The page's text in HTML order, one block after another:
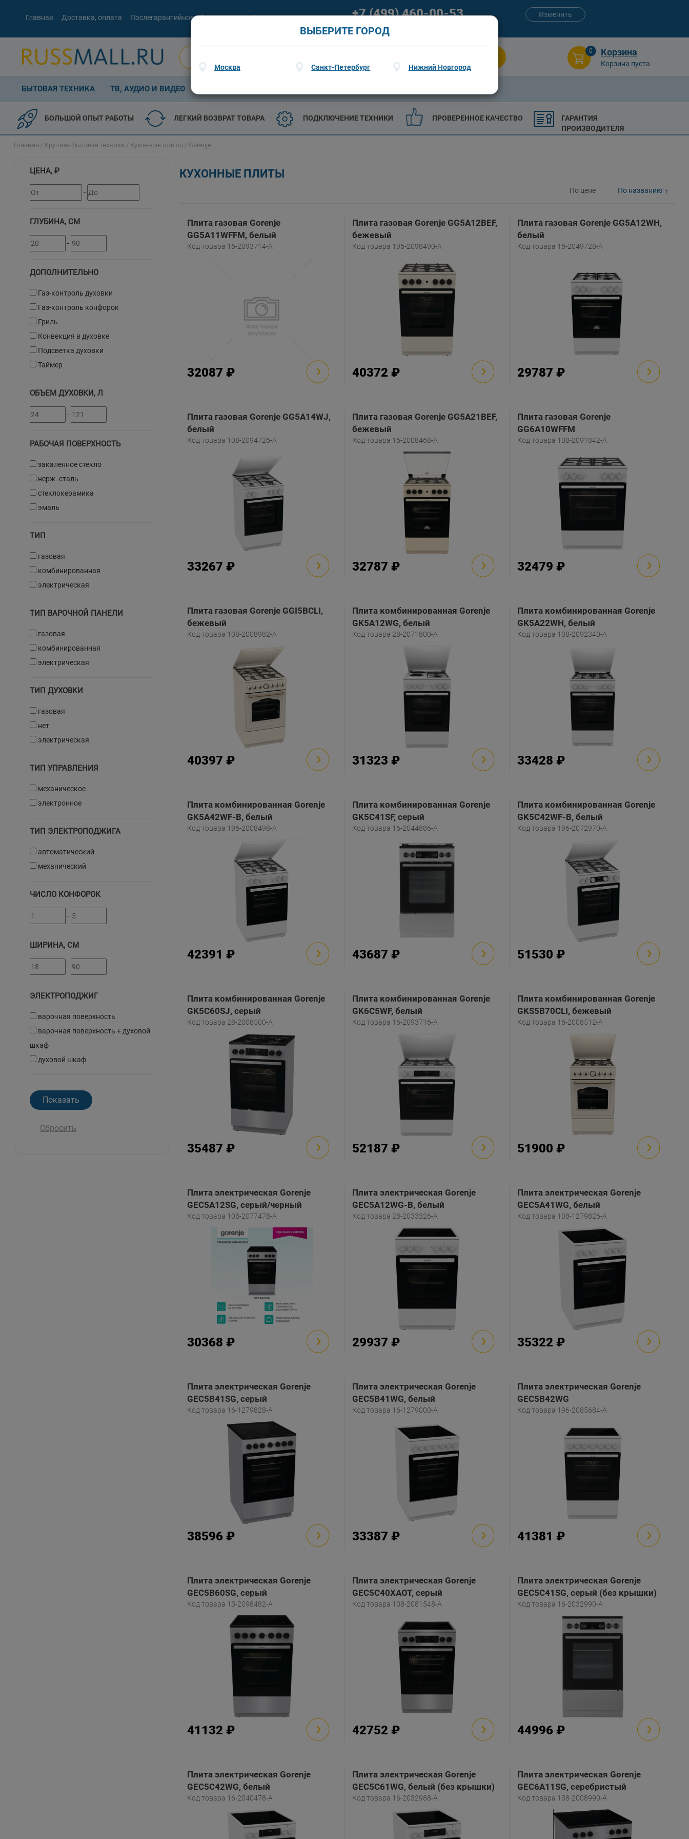
Главная Доставка, оплата Послегарантийное обслуживание О гарантии +7 (499) 460-00-53
09:00 - 21:00 (пн-пт) 09:00 - 20:00 (сб-вс)
Изменить
ВЫБЕРИТЕ ГОРОД
Москва Санкт-Петербург Нижний Новгород
0 Корзина
Корзина пуста
БЫТОВАЯ ТЕХНИКА ТВ, АУДИО И ВИДЕО
БОЛЬШОЙ ОПЫТ РАБОТЫ ЛЕГКИЙ ВОЗВРАТ ТОВАРА ПОДКЛЮЧЕНИЕ ТЕХНИКИ ПРОВЕРЕННОЕ КАЧЕСТВО
ГАРАНТИЯ
ПРОИЗВОДИТЕЛЯ
Главная / Крупная бытовая техника / Кухонные плиты / Gorenje
ЦЕНА, ₽
-
ГЛУБИНА, СМ
-
ДОПОЛНИТЕЛЬНО
Газ-контроль духовки
Газ-контроль конфорок
Гриль
Конвекция в духовке
Подсветка духовки
Таймер
ОБЪЕМ ДУХОВКИ, Л
-
РАБОЧАЯ ПОВЕРХНОСТЬ
закаленное стекло
нерж. сталь
стеклокерамика
эмаль
ТИП
газовая
комбинированная
электрическая
ТИП ВАРОЧНОЙ ПАНЕЛИ
газовая
комбинированная
электрическая
ТИП ДУХОВКИ
газовая
нет
электрическая
ТИП УПРАВЛЕНИЯ
механическое
электронное
ТИП ЭЛЕКТРОПОДЖИГА
автоматический
механический
ЧИСЛО КОНФОРОК
-
ШИРИНА, СМ
-
ЭЛЕКТРОПОДЖИГ
варочная поверхность
варочная поверхность + духовой
шкаф
духовой шкаф
Сбросить
КУХОННЫЕ ПЛИТЫ
По цене По названию
Плита газовая Gorenje
GG5A11WFFM, белый
Код товара 16-2093714-A
32087 ₽
Плита газовая Gorenje GG5A12BEF,
бежевый
Код товара 196-2098490-A
40372 ₽
Плита газовая Gorenje GG5A12WH,
белый
Код товара 16-2049728-A
29787 ₽
Плита газовая Gorenje GG5A14WJ,
белый
Код товара 108-2094726-A
33267 ₽
Плита газовая Gorenje GG5A21BEF,
бежевый
Код товара 16-2008468-A
32787 ₽
Плита газовая Gorenje
GG6A10WFFM
Код товара 108-2091842-A
32479 ₽
Плита газовая Gorenje GGI5BCLI,
бежевый
Код товара 108-2008982-A
40397 ₽
Плита комбинированная Gorenje
GK5A12WG, белый
Код товара 28-2071800-A
31323 ₽
Плита комбинированная Gorenje
GK5A22WH, белый
Код товара 108-2092340-A
33428 ₽
Плита комбинированная Gorenje
GK5A42WF-B, белый
Код товара 196-2008498-A
42391 ₽
Плита комбинированная Gorenje
GK5C41SF, серый
Код товара 16-2044886-A
43687 ₽
Плита комбинированная Gorenje
GK5C42WF-B, белый
Код товара 196-2072970-A
51530 ₽
Плита комбинированная Gorenje
GK5C60SJ, серый
Код товара 28-2008500-A
35487 ₽
Плита комбинированная Gorenje
GK6C5WF, белый
Код товара 16-2093716-A
52187 ₽
Плита комбинированная Gorenje
GKS5B70CLI, бежевый
Код товара 16-2008512-A
51900 ₽
Плита электрическая Gorenje
GEC5A12SG, серый/черный
Код товара 108-2077478-A
30368 ₽
Плита электрическая Gorenje
GEC5A12WG-B, белый
Код товара 28-2033326-A
29937 ₽
Плита электрическая Gorenje
GEC5A41WG, белый
Код товара 108-1279826-A
35322 ₽
Плита электрическая Gorenje
GEC5B41SG, серый
Код товара 16-1279828-A
38596 ₽
Плита электрическая Gorenje
GEC5B41WG, белый
Код товара 16-1279000-A
33387 ₽
Плита электрическая Gorenje
GEC5B42WG
Код товара 196-2085684-A
41381 ₽
Плита электрическая Gorenje
GEC5B60SG, серый
Код товара 13-2098482-A
41132 ₽
Плита электрическая Gorenje
GEC5C40XAOT, серый
Код товара 108-2081548-A
42752 ₽
Плита электрическая Gorenje
GEC5C41SG, серый (без крышки)
Код товара 16-2032990-A
44996 ₽
Плита электрическая Gorenje
GEC5C42WG, белый
Код товара 16-2040478-A
Плита электрическая Gorenje
GEC5C61WG, белый (без крышки)
Код товара 16-2032988-A
Плита электрическая Gorenje
GEC6A11SG, серебристый
Код товара 108-2008990-A